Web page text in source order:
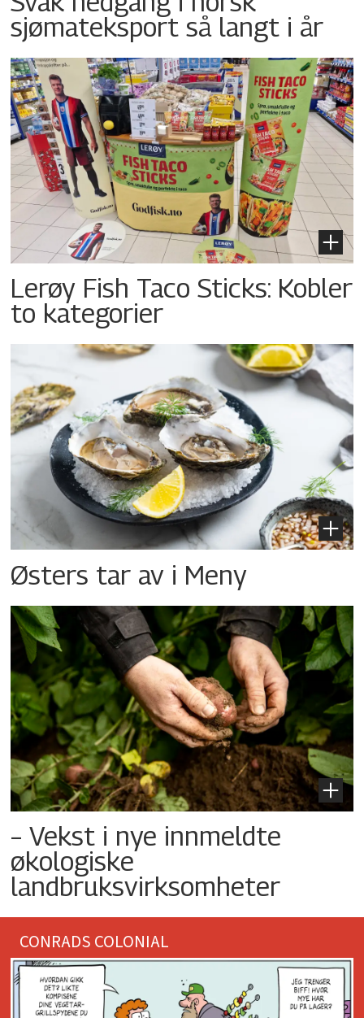
sjømateksport så langt i år
Lerøy Fish Taco Sticks: Kobler
to kategorier
Østers tar av i Meny
– Vekst i nye innmeldte
økologiske
landbruksvirksomheter
CONRADS COLONIAL